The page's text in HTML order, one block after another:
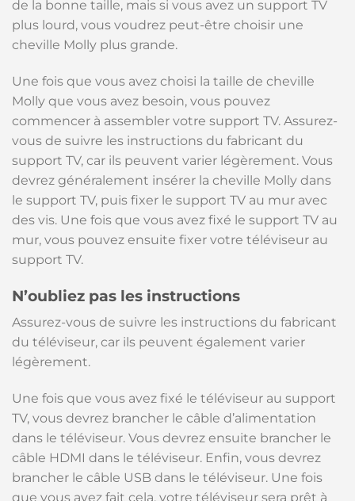
de la bonne taille, mais si vous avez un support TV
plus lourd, vous voudrez peut-être choisir une
cheville Molly plus grande.
Une fois que vous avez choisi la taille de cheville
Molly que vous avez besoin, vous pouvez
commencer à assembler votre support TV. Assurez-
vous de suivre les instructions du fabricant du
support TV, car ils peuvent varier légèrement. Vous
devrez généralement insérer la cheville Molly dans
le support TV, puis fixer le support TV au mur avec
des vis. Une fois que vous avez fixé le support TV au
mur, vous pouvez ensuite fixer votre téléviseur au
support TV.
N’oubliez pas les instructions
Assurez-vous de suivre les instructions du fabricant
du téléviseur, car ils peuvent également varier
légèrement.
Une fois que vous avez fixé le téléviseur au support
TV, vous devrez brancher le câble d’alimentation
dans le téléviseur. Vous devrez ensuite brancher le
câble HDMI dans le téléviseur. Enfin, vous devrez
brancher le câble USB dans le téléviseur. Une fois
que vous avez fait cela, votre téléviseur sera prêt à